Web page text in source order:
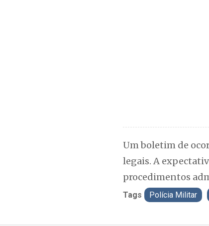
Um boletim de
legais. A
procedimentos
Tags Polícia Militar